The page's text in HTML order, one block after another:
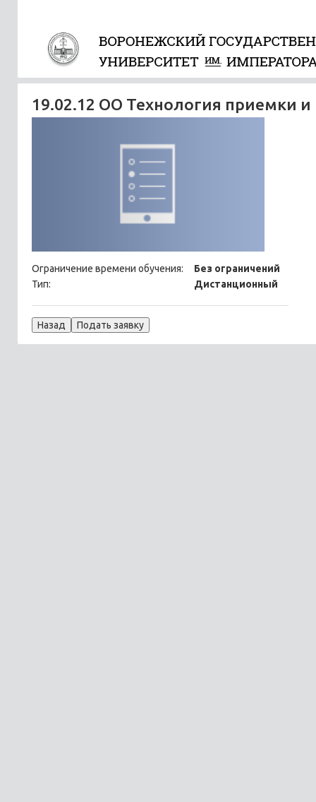
19.02.12 ОО Технология приемки
Ограничение времени обучения:
Без ограничений
Тип:
Дистанционный